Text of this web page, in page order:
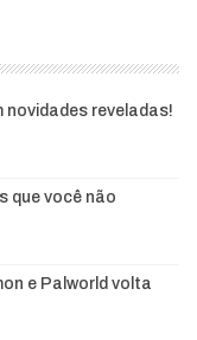
novidades reveladas!
que você não
e Palworld volta